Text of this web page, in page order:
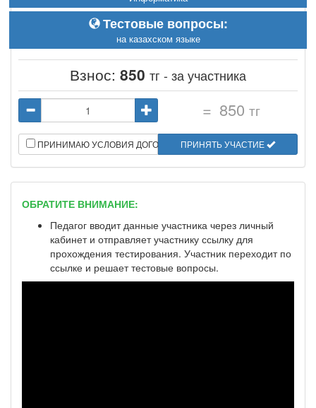
Тестовые вопросы:
на казахском языке
Взнос: 850 тг - за участника
= 850 тг
ПРИНИМАЮ УСЛОВИЯ ДОГОВОРА ПРИНЯТЬ УЧАСТИЕ
ОБРАТИТЕ ВНИМАНИЕ:
Педагог вводит данные участника через личный
кабинет и отправляет участнику ссылку для
прохождения тестирования. Участник переходит по
ссылке и решает тестовые вопросы.